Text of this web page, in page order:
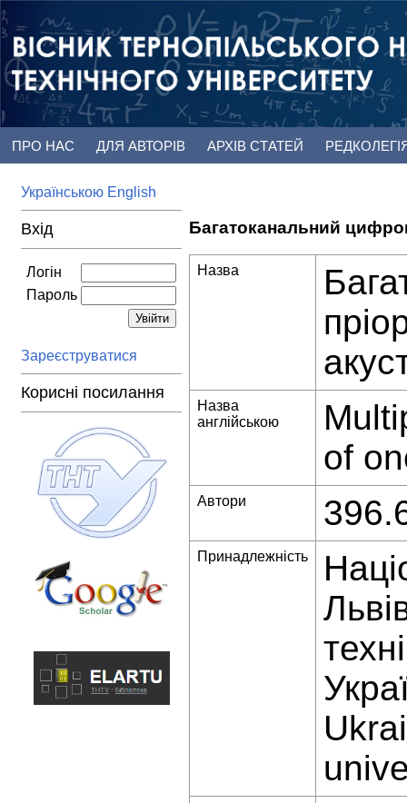
ПРО НАС ДЛЯ АВТОРІВ АРХІВ СТАТЕЙ
Українською English
Вхід
Логін
Пароль
Зареєструватися
Корисні посилання
Багатоканальний
Назва
Назва
англійською
of
Автори
Принадлежність